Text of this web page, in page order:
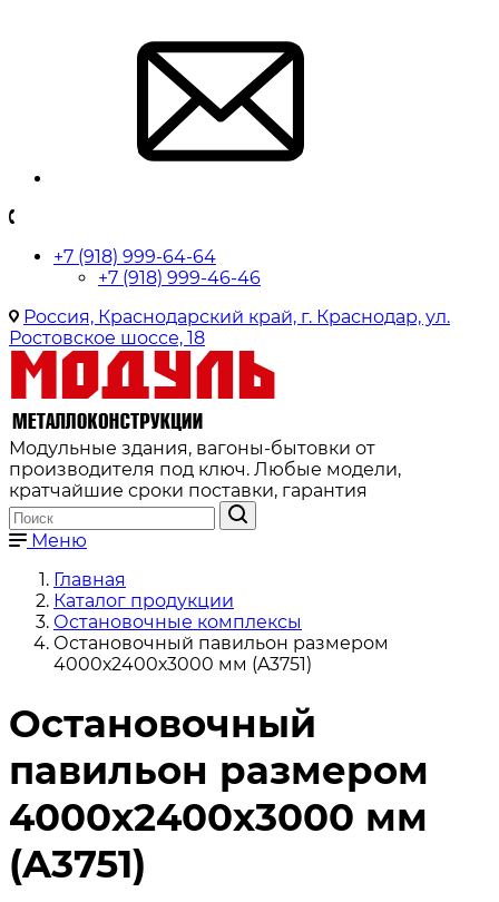
+7 (918) 999-64-64
+7 (918) 999-46-46
Россия, Краснодарский край, г. Краснодар, ул.
Ростовское шоссе, 18
Модульные здания, вагоны-бытовки от
производителя под ключ. Любые модели,
кратчайшие сроки поставки, гарантия
Меню
Главная
Каталог продукции
Остановочные комплексы
Остановочный павильон размером
4000х2400х3000 мм (A3751)
Остановочный
павильон размером
4000х2400х3000 мм
(A3751)